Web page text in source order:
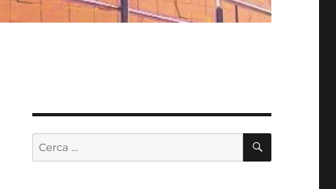
Cerca: CERCA